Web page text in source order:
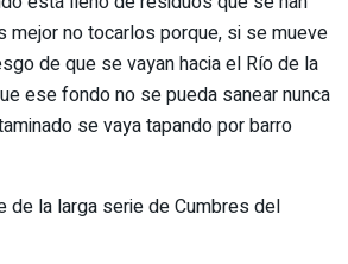
mejor no tocarlos porque, si se mueve
de que se vayan hacia el Río de la
ese fondo no se pueda sanear nunca
se vaya tapando por barro
de la larga serie de Cumbres del